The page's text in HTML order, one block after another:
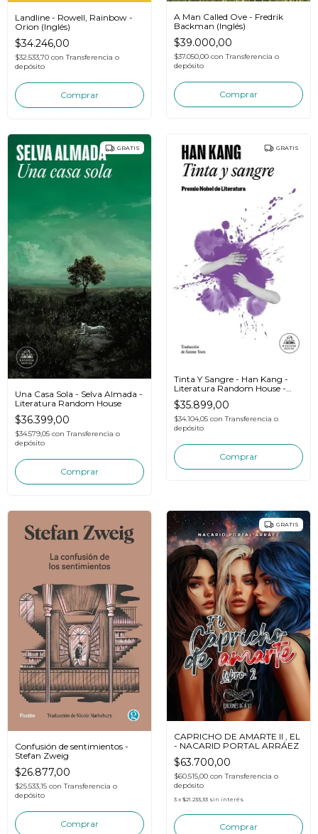
Landline - Rowell, Rainbow -
Orion (Inglés)
$34.246,00
$32.533,70 con Transferencia o
depósito
A Man Called Ove - Fredrik
Backman (Inglés)
$39.000,00
$37.050,00 con Transferencia o
depósito
GRATIS
Una Casa Sola - Selva Almada -
Literatura Random House
$36.399,00
$34.579,05 con Transferencia o
depósito
GRATIS
Tinta Y Sangre - Han Kang -
Literatura Random House -
Libro
$35.899,00
$34.104,05 con Transferencia o
depósito
Confusión de sentimientos -
Stefan Zweig
$26.877,00
$25.533,15 con Transferencia o
depósito
GRATIS
CAPRICHO DE AMARTE II , EL
- NACARID PORTAL ARRÁEZ
$63.700,00
$60.515,00 con Transferencia o
depósito
3 x $21.233,33 sin interés